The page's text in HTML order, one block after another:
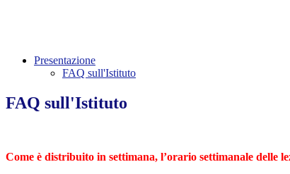
Presentazione
FAQ sull'Istituto
FAQ sull'Istituto
Come è distribuito in settimana, l’orario settimanale delle